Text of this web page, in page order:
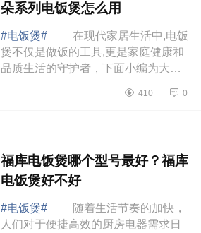
朵系列电饭煲怎么用
#电饭煲#
在现代家居生活中,电饭
煲不仅是做饭的工具,更是家庭健康和
品质生活的守护者，下面小编为大家
朵系列电饭煲怎么用 美的云朵系
410 0
福库电饭煲哪个型号最好？福库
电饭煲好不好
#电饭煲#
随着生活节奏的加快，
人们对于便捷高效的厨房电器需求日